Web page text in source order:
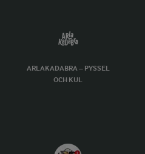
ARLAKADABRA – PYSSEL
OCH KUL